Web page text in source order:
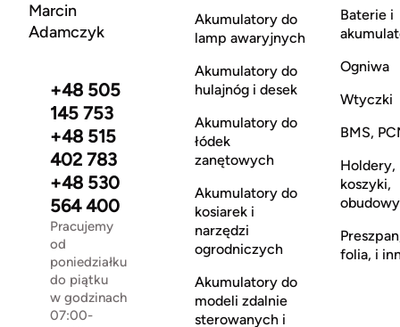
Marcin
Adamczyk
+48 505
145 753
+48 515
402 783
+48 530
564 400
Pracujemy
od
poniedziałku
do piątku
w godzinach
07:00-
Akumulatory do
lamp awaryjnych
Akumulatory do
hulajnóg i desek
Akumulatory do
łódek
zanętowych
Akumulatory do
kosiarek i
narzędzi
ogrodniczych
Akumulatory do
modeli zdalnie
sterowanych i
Baterie i
Ogniwa
Wtyczki
BMS,
Holdery,
koszyki,
obudowy
folia, i